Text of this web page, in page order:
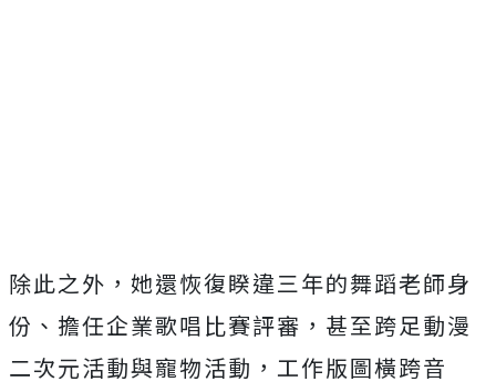
除此之外，她還恢復睽違三年的舞蹈老師身
份、 擔任企業歌唱比賽評審，甚至跨足動漫
二次元活動與寵物活動， 工作版圖橫跨音